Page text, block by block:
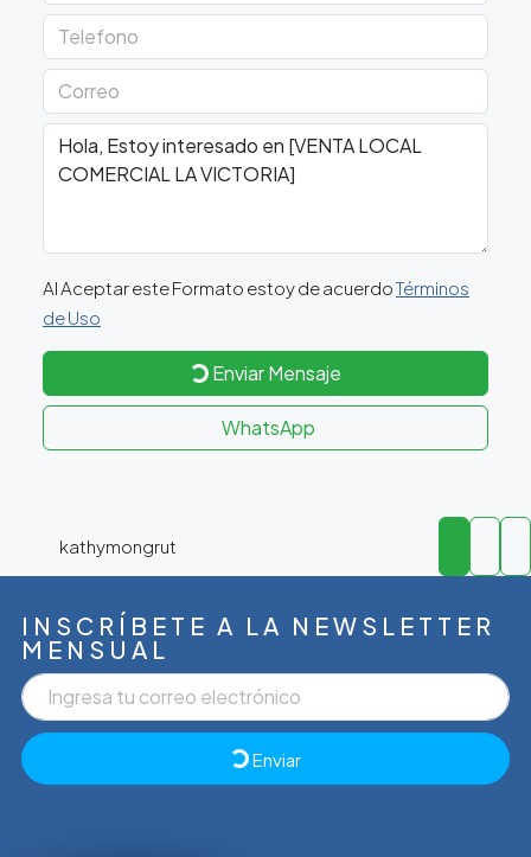
Al Aceptar este Formato estoy de acuerdoTérminos
de Uso
Enviar Mensaje
WhatsApp
kathymongrut
INSCRÍBETE A LA NEWSLETTER
MENSUAL
Enviar